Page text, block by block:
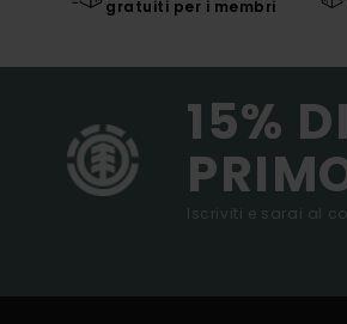
gratuiti per i membri
15%
Iscriviti e sarai al